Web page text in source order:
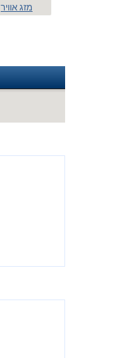
מזג אוויר